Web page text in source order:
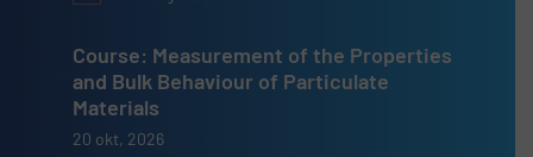
Course: Measurement of the Properties
and Bulk Behaviour of Particulate
Materials
20 okt, 2026